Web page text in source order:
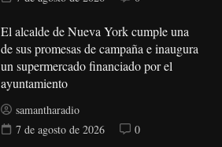
El alcalde de Nueva York cumple una
de sus promesas de campaña e inaugura
un supermercado financiado por el
ayuntamiento
samantharadio
7 de agosto de 2026
0